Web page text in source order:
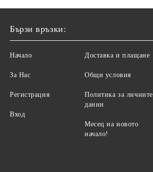
Бързи връзки:
Начало
За Нас
Регистрация
Вход
Доставка и плащане
Общи условия
Политика за личните
данни
Месец на новото
начало!